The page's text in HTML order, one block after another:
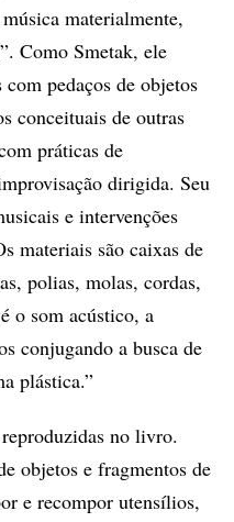
materialmente,
Como Smetak, ele
pedaços de objetos
conceituais de outras
práticas de
dirigida. Seu
e intervenções
materiais são caixas de
polias, molas, cordas,
o som acústico, a
conjugando a busca de
plástica.”
no livro.
objetos e fragmentos de
e recompor utensílios,